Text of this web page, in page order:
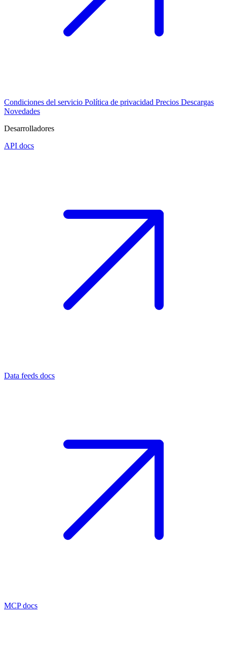
Condiciones del servicio Política de privacidad Precios Descargas
Novedades
Desarrolladores
API docs
Data feeds docs
MCP docs